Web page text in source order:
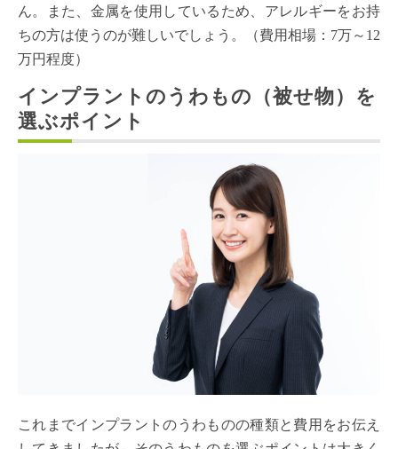
ん。また、金属を使用しているため、アレルギーをお持
ちの方は使うのが難しいでしょう。（費用相場：7万～12
万円程度）
インプラントのうわもの（被せ物）を
選ぶポイント
これまでインプラントのうわものの種類と費用をお伝え